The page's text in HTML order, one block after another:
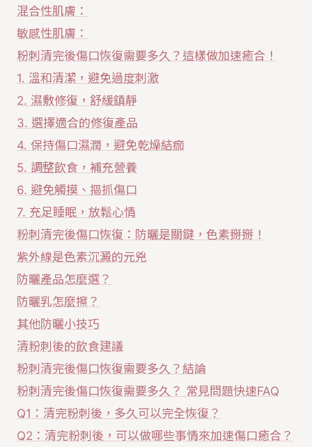
混合性肌膚：
敏感性肌膚：
粉刺清完後傷口恢復需要多久？這樣做加速癒合！
1. 溫和清潔，避免過度刺激
2. 濕敷修復，舒緩鎮靜
3. 選擇適合的修復產品
4. 保持傷口濕潤，避免乾燥結痂
5. 調整飲食，補充營養
6. 避免觸摸、摳抓傷口
7. 充足睡眠，放鬆心情
粉刺清完後傷口恢復：防曬是關鍵，色素掰掰！
紫外線是色素沉澱的元兇
防曬產品怎麼選？
防曬乳怎麼擦？
其他防曬小技巧
清粉刺後的飲食建議
粉刺清完後傷口恢復需要多久？結論
粉刺清完後傷口恢復需要多久？ 常見問題快速FAQ
Q1：清完粉刺後，多久可以完全恢復？
Q2：清完粉刺後，可以做哪些事情來加速傷口癒合？